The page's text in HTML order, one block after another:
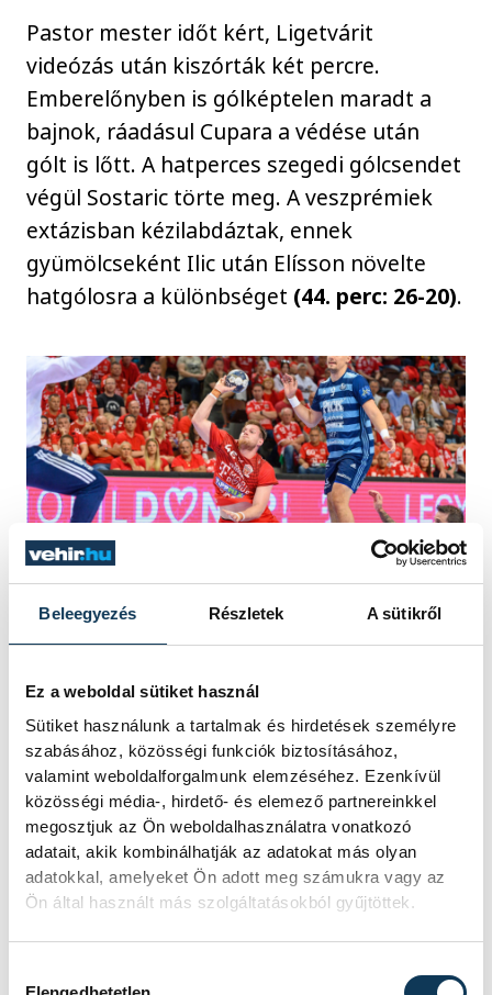
Beleegyezés Részletek A sütikről
Ez a weboldal sütiket használ
Sütiket használunk a tartalmak és hirdetések személyre
szabásához, közösségi funkciók biztosításához,
valamint weboldalforgalmunk elemzéséhez. Ezenkívül
közösségi média-, hirdető- és elemező partnereinkkel
megosztjuk az Ön weboldalhasználatra vonatkozó
adatait, akik kombinálhatják az adatokat más olyan
adatokkal, amelyeket Ön adott meg számukra vagy az
Ön által használt más szolgáltatásokból gyűjtöttek.
Pastor mester időt kért, Ligetvárit
videózás után kiszórták két percre.
Emberelőnyben is gólképtelen maradt a
bajnok, ráadásul Cupara a védése után
gólt is lőtt. A hatperces szegedi gólcsendet
végül Sostaric törte meg. A veszprémiek
extázisban kézilabdáztak, ennek
gyümölcseként Ilic után Elísson növelte
hatgólosra a különbséget (44. perc: 26-20).
A veszprémiek oroszlánként küzdöttek,
fantasztikusan harcoltak minden egyes
labdáért, amit a közönség is honorált.
Laugét hosszasan éltették, miután a
távozó csapatkapitány akrobatikus
mozdulattal a levegőből szedte le Bombac
üres kapura eleresztett ívelését. Az elöl és
hátul is nagyszerűen teljesítő
Pechmalbecnek köszönhetően az utolsó tíz